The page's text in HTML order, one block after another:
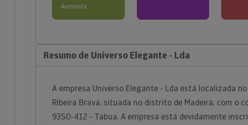
Aumenta
Resumo de Universo Elegante - Lda
A empresa Universo Elegante - Lda está localizada
Ribeira Brava, situada no distrito de Madeira, com o
9350-412 - Tabua. A empresa está devidamente